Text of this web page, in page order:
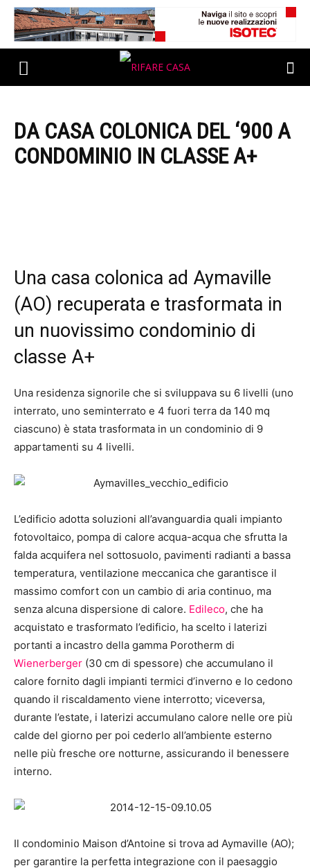
DA CASA COLONICA DEL ‘900 A
CONDOMINIO IN CLASSE A+
Una casa colonica ad Aymaville
(AO) recuperata e trasformata in
un nuovissimo condominio di
classe A+
Una residenza signorile che si sviluppava su 6 livelli (uno
interrato, uno seminterrato e 4 fuori terra da 140 mq
ciascuno) è stata trasformata in un condominio di 9
appartamenti su 4 livelli.
L’edificio adotta soluzioni all’avanguardia quali impianto
fotovoltaico, pompa di calore acqua-acqua che sfrutta la
falda acquifera nel sottosuolo, pavimenti radianti a bassa
temperatura, ventilazione meccanica che garantisce il
massimo comfort con un cambio di aria continuo, ma
senza alcuna dispersione di calore. Edileco, che ha
acquistato e trasformato l’edificio, ha scelto i laterizi
portanti a incastro della gamma Porotherm di
Wienerberger (30 cm di spessore) che accumulano il
calore fornito dagli impianti termici d’inverno e lo cedono
quando il riscaldamento viene interrotto; viceversa,
durante l’estate, i laterizi accumulano calore nelle ore più
calde del giorno per poi cederlo all’ambiente esterno
nelle più fresche ore notturne, assicurando il benessere
interno.
Il condominio Maison d’Antoine si trova ad Aymaville (AO);
per garantire la perfetta integrazione con il paesaggio